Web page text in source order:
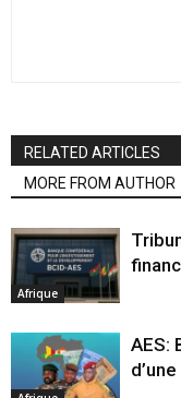
RELATED ARTICLES
MORE FROM AUTHOR
Afrique
AES: